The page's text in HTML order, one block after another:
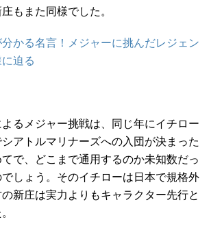
もまた同様でした。
かる名言！メジャーに挑んだレジェン
迫る
るメジャー挑戦は、同じ年にイチロー
アトルマリナーズへの入団が決まった
で、どこまで通用するのか未知数だっ
しょう。そのイチローは日本で規格外
新庄は実力よりもキャラクター先行と